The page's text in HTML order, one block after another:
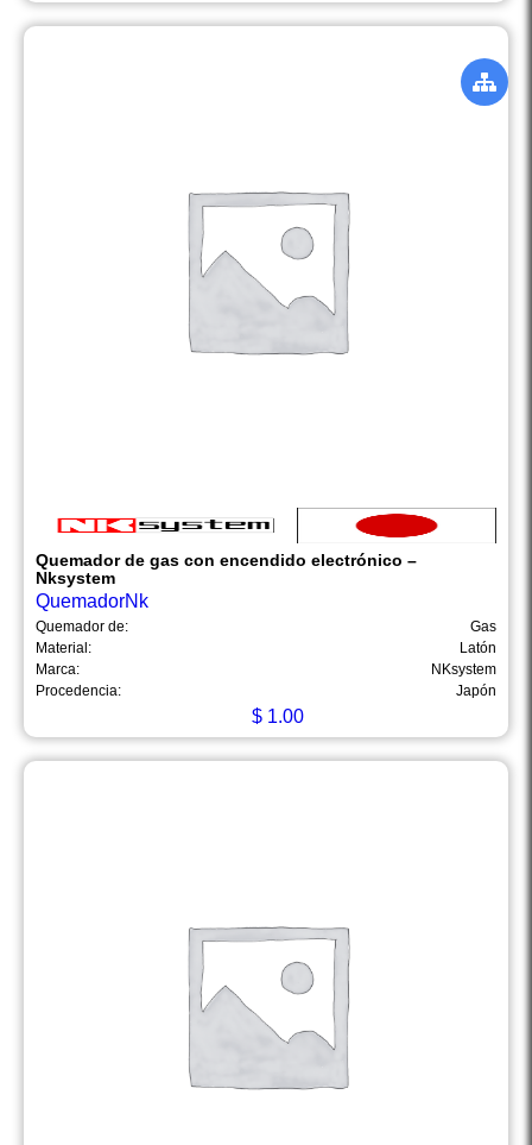
Quemador de gas con encendido electrónico –
Nksystem
QuemadorNk
Quemador de:
Gas
Material:
Latón
Marca:
NKsystem
Procedencia:
Japón
$ 1.00